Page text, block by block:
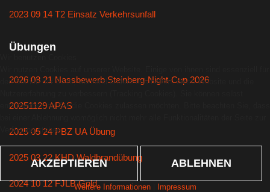
2023 09 14 T2 Einsatz Verkehrsunfall
Übungen
2026 08 21 Nassbewerb Steinberg-Night-Cup 2026
20251129 APAS
2025 05 24 PBZ UA Übung
2025 03 22 KHD Waldbrandübung
2024 10 12 FJLB Gold
den Betrieb der Seite, während andere uns helfen, diese Website und die
entscheiden, ob Sie die Cookies zulassen möchten. Bitte beachten Sie, dass
Verfügung stehen.
AKZEPTIEREN ABLEHNEN
Weitere Informationen| Impressum